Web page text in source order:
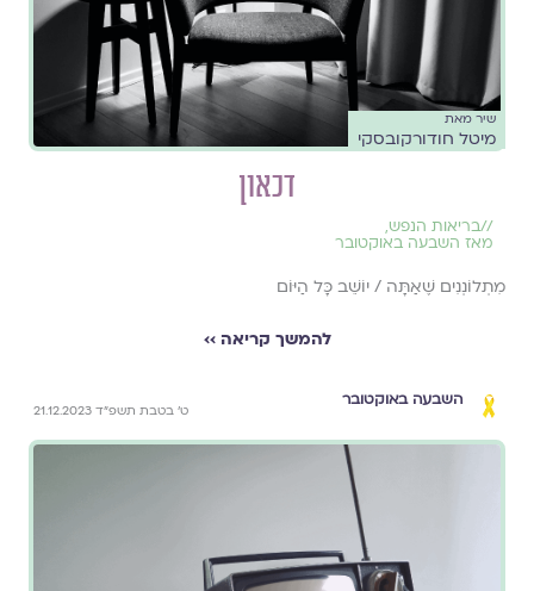
שיר מאת
מיטל חודורקובסקי
דכאון
//בריאות הנפש,
מאז השבעה באוקטובר
מִתְלוֹנְנִים שֶׁאַתָּה / יוֹשֵׁב כָּל הַיּוֹם
להמשך קריאה ››
השבעה באוקטובר
ט׳ בטבת תשפ״ד 21.12.2023